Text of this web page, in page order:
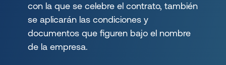
con la que se celebre el contrato, también
se aplicarán las condiciones y
documentos que figuren bajo el nombre
de la empresa.